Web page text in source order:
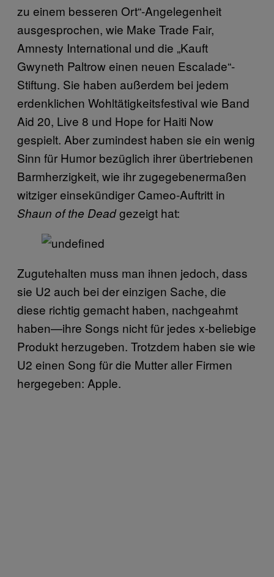
zu einem besseren Ort“-Angelegenheit
ausgesprochen, wie Make Trade Fair,
Amnesty International und die „Kauft
Gwyneth Paltrow einen neuen Escalade“-
Stiftung. Sie haben außerdem bei jedem
erdenklichen Wohltätigkeitsfestival wie Band
Aid 20, Live 8 und Hope for Haiti Now
gespielt. Aber zumindest haben sie ein wenig
Sinn für Humor bezüglich ihrer übertriebenen
Barmherzigkeit, wie ihr zugegebenermaßen
witziger einsekündiger Cameo-Auftritt in
Shaun of the Deadgezeigt hat:
Zugutehalten muss man ihnen jedoch, dass
sie U2 auch bei der einzigen Sache, die
diese richtig gemacht haben, nachgeahmt
haben—ihre Songs nicht für jedes x-beliebige
Produkt herzugeben. Trotzdem haben sie wie
U2 einen Song für die Mutter aller Firmen
hergegeben: Apple.